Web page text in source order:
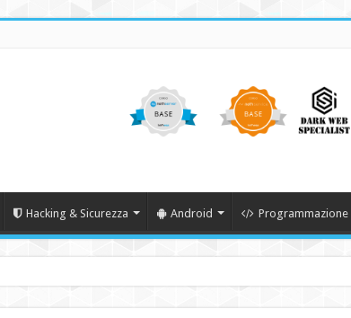
Hacking & Sicurezza Android Programmazione